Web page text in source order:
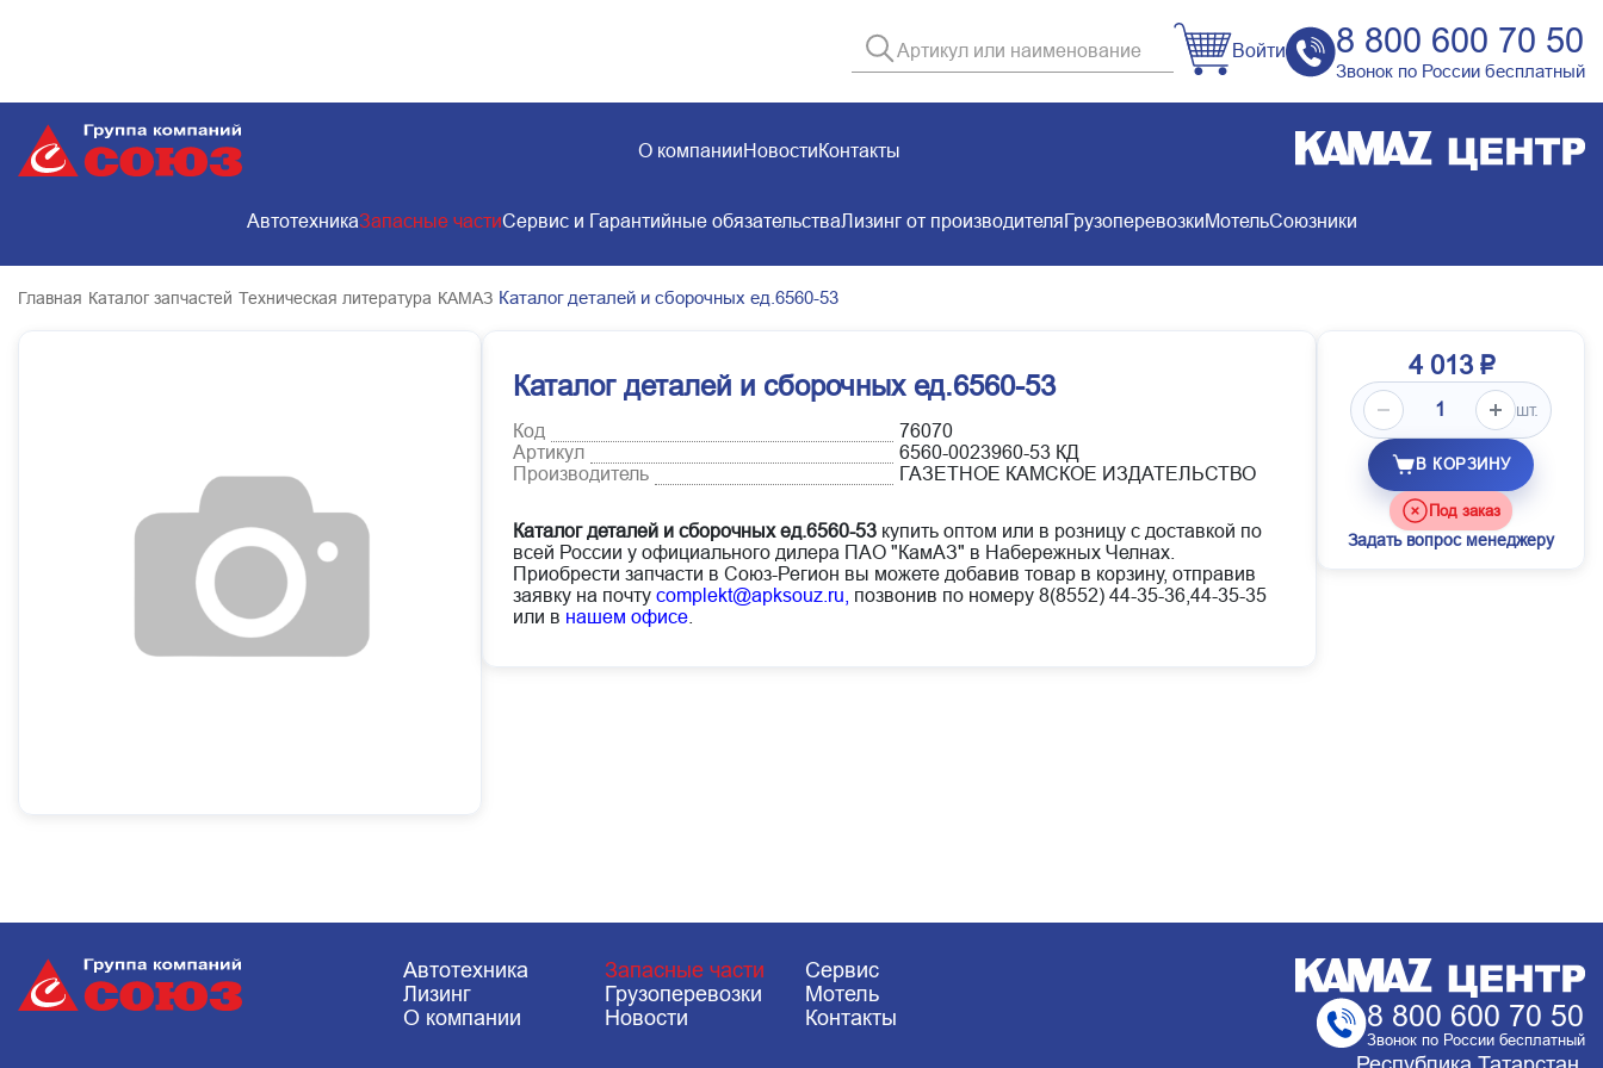
Войти 8 800 600 70 50
Звонок по России бесплатный
О компанииНовостиКонтакты
АвтотехникаЗапасные частиСервис и Гарантийные обязательстваЛизинг от производителяГрузоперевозкиМотельСоюзники
Главная Каталог запчастей Техническая литература КАМАЗ Каталог деталей и сборочных ед.6560-53
Каталог деталей и сборочных ед.6560-53
Код
76070
Артикул
6560-0023960-53 КД
Производитель
ГАЗЕТНОЕ КАМСКОЕ ИЗДАТЕЛЬСТВО
Каталог деталей и сборочных ед.6560-53 купить оптом или в розницу с доставкой по
всей России у официального дилера ПАО "КамАЗ" в Набережных Челнах.
Приобрести запчасти в Союз-Регион вы можете добавив товар в корзину, отправив
заявку на почту complekt@apksouz.ru, позвонив по номеру 8(8552) 44-35-36,44-35-35
или в нашем офисе
4 013 ₽
шт.
В КОРЗИНУ
Под заказ
Задать вопрос менеджеру
Автотехника Запасные части
Сервис
Лизинг
Грузоперевозки
Мотель
О компании
Новости Контакты 8 800 600 70 50
Звонок по России бесплатный